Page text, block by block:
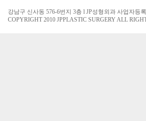
강남구 신사동 576-6번지 3층 l JP성형외과 사업자등
COPYRIGHT 2010 JPPLASTIC SURGERY ALL